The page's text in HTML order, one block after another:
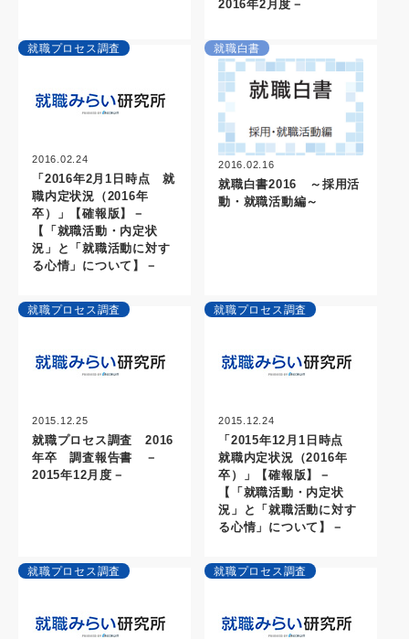
2016年2月度－
就職プロセス調査
2016.02.24
「2016年2月1日時点 就
職内定状況（2016年
卒）」【確報版】－
【「就職活動・内定状
況」と「就職活動に対す
る心情」について】－
就職白書
2016.02.16
就職白書2016 ～採用活
動・就職活動編～
就職プロセス調査
2015.12.25
就職プロセス調査 2016
年卒 調査報告書 －
2015年12月度－
就職プロセス調査
2015.12.24
「2015年12月1日時点
就職内定状況（2016年
卒）」【確報版】－
【「就職活動・内定状
況」と「就職活動に対す
る心情」について】－
就職プロセス調査 就職プロセス調査